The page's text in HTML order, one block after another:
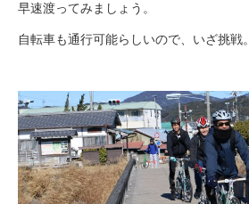
早速渡ってみましょう。
自転車も通行可能らしいので、いざ挑戦。